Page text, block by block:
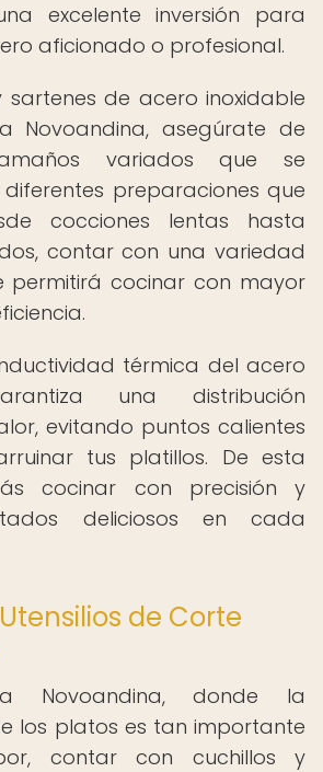
excelente inversión para
aficionado o profesional.
sartenes de acero inoxidable
Novoandina, asegúrate de
variados que se
preparaciones que
cocciones lentas hasta
contar con una variedad
permitirá cocinar con mayor
térmica del acero
una distribución
evitando puntos calientes
tus platillos. De esta
cocinar con precisión y
deliciosos en cada
de Corte
Novoandina, donde la
los platos es tan importante
contar con cuchillos y